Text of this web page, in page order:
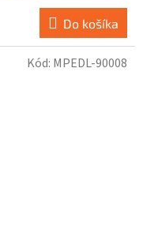
Do košíka
Kód: MPEDL-90008